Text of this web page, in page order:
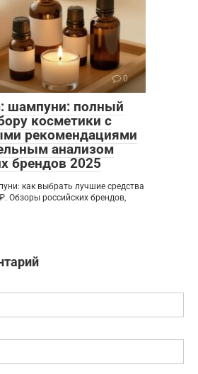
0
шампуни: полный
косметики с
рекомендациями
анализом
брендов 2025
как выбрать лучшие средства
Обзоры российских брендов,